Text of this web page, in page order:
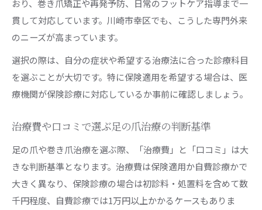
おり、巻き爪矯正や再発予防、日常のフットケア指導まで一
貫して対応しています。川崎市幸区でも、こうした専門外来
のニーズが高まっています。
選択の際は、自分の症状や希望する治療法に合った診療科目
を選ぶことが大切です。特に保険適用を希望する場合は、医
療機関が保険診療に対応しているか事前に確認しましょう。
治療費や口コミで選ぶ足の爪治療の判断基準
足の爪や巻き爪治療を選ぶ際、「治療費」と「口コミ」は大
きな判断基準となります。治療費は保険適用か自費診療かで
大きく異なり、保険診療の場合は初診料・処置料を含めて数
千円程度、自費診療では1万円以上かかるケースもありま